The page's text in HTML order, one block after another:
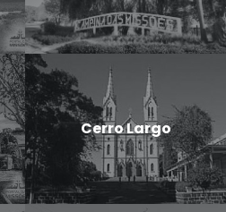
Cerro Largo